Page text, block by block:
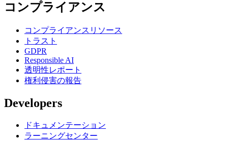
コンプライアンス
コンプライアンスリソース
トラスト
GDPR
Responsible AI
透明性レポート
権利侵害の報告
Developers
ドキュメンテーション
ラーニングセンター